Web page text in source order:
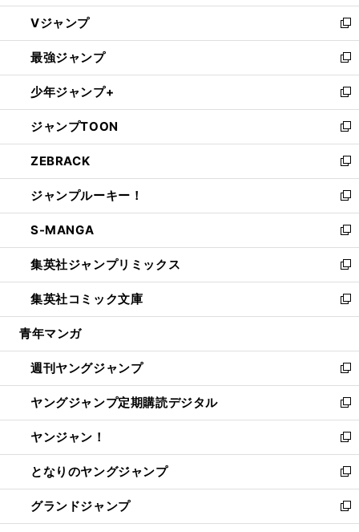
ウ
ィ
ン
ド
ウ
で
開
く
し
い
ウ
ィ
ン
ド
ウ
で
開
く
Vジャンプ
新
し
い
ウ
ィ
ン
ド
ウ
で
開
く
最強ジャンプ
新
し
い
ウ
ィ
ン
ド
ウ
で
開
く
少年ジャンプ+
新
し
い
ウ
ィ
ン
ド
ウ
で
開
く
ジャンプTOON
新
し
い
ウ
ィ
ン
ド
ウ
で
開
く
ZEBRACK
新
し
い
ウ
ィ
ン
ド
ウ
で
開
ジャンプルーキー！
新
し
い
ウ
ィ
ン
ド
ウ
開
く
S-MANGA
新
し
い
ウ
ィ
ン
ウ
で
開
く
集英社ジャンプリミックス
新
し
い
ウ
ン
ド
ウ
で
開
く
集英社コミック文庫
新
し
ウ
ィ
ン
ド
ウ
で
開
く
青年マンガ
週刊ヤングジャンプ
新
し
い
ウ
ィ
ン
ド
ウ
で
開
ヤングジャンプ定期購読デジタル
新
し
い
ウ
ィ
ン
ド
ウ
ヤンジャン！
新
し
い
ウ
ィ
ン
となりのヤングジャンプ
新
し
い
ウ
グランドジャンプ
新
し